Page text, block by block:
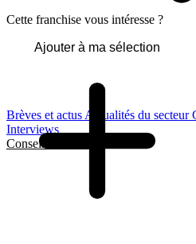
Brèves et actus Actualités du secteur
Interviews
Conseils et Guides
Cette franchise vous intéresse ?
Ajouter à ma sélection